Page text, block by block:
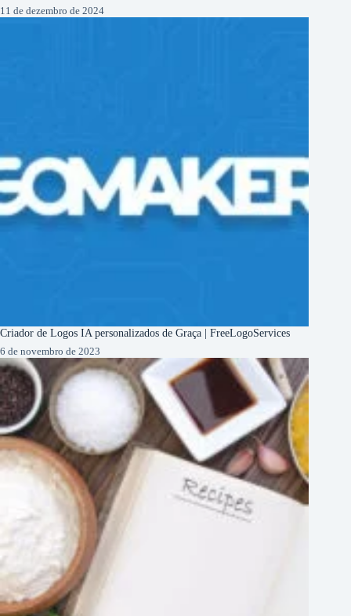
11 de dezembro de 2024
Criador de Logos IA personalizados de Graça | FreeLogoServices
6 de novembro de 2023